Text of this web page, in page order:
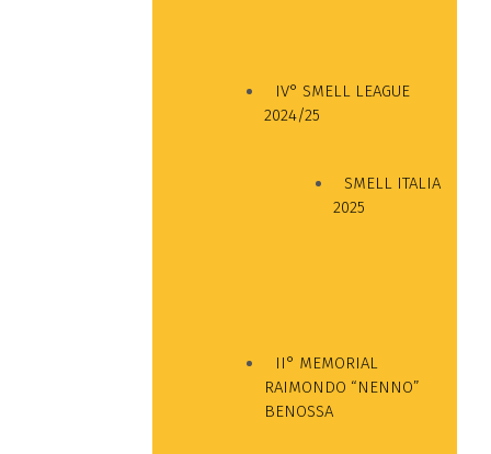
IV° SMELL LEAGUE
2024/25
SMELL ITALIA
2025
II° MEMORIAL
RAIMONDO “NENNO”
BENOSSA